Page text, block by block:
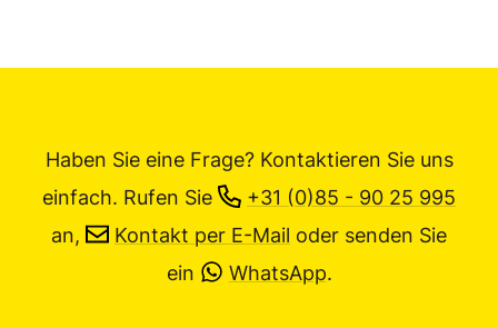
Haben Sie eine Frage? Kontaktieren Sie uns
einfach. Rufen Sie
+31 (0)85 - 90 25 995
an,
Kontakt per E-Mail oder senden Sie
ein
WhatsApp.